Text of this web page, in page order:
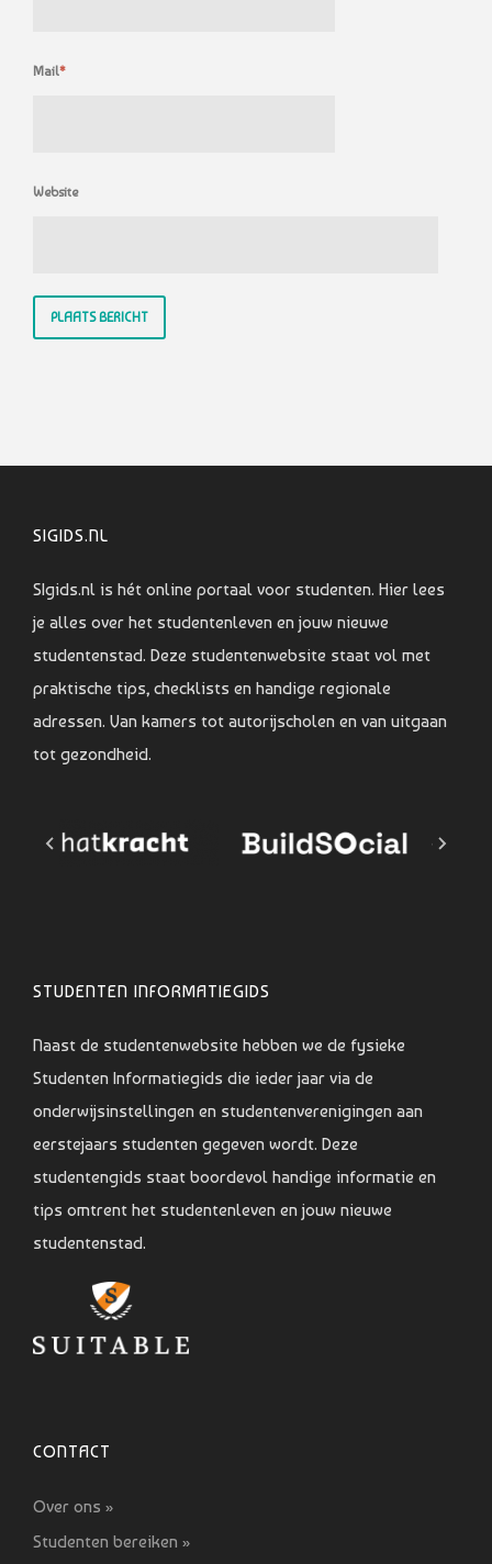
Mail*
Website
SIGIDS.NL
SIgids.nl is hét online portaal voor studenten. Hier lees
je alles over het studentenleven en jouw nieuwe
studentenstad. Deze studentenwebsite staat vol met
praktische tips, checklists en handige regionale
adressen. Van kamers tot autorijscholen en van uitgaan
tot gezondheid.
STUDENTEN INFORMATIEGIDS
Naast de studentenwebsite hebben we de fysieke
Studenten Informatiegids die ieder jaar via de
onderwijsinstellingen en studentenverenigingen aan
eerstejaars studenten gegeven wordt. Deze
studentengids staat boordevol handige informatie en
tips omtrent het studentenleven en jouw nieuwe
studentenstad.
CONTACT
Over ons »
Studenten bereiken »